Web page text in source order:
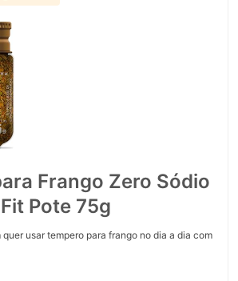
Frango Zero Sódio
Pote 75g
usar tempero para frango no dia a dia com